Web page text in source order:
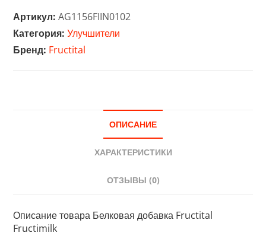
Артикул:AG1156FIIN0102
Категория:Улучшители
Бренд: Fructital
ОПИСАНИЕ
ХАРАКТЕРИСТИКИ
ОТЗЫВЫ (0)
Описание товара Белковая добавка Fructital
Fructimilk